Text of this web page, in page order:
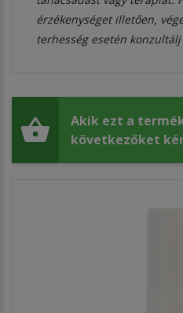
érzékenységet illetően,
terhesség esetén
Akik ezt a
következőket